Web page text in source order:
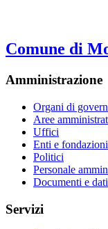
Comune di
Amministrazione
Organi di
Aree
Uffici
Enti e fondazioni
Politici
Personale
Documenti e dati
Servizi